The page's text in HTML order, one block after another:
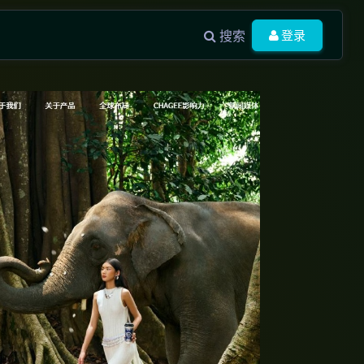
搜索 登录